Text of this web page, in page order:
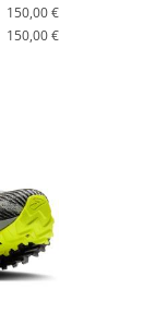
150,00 €
150,00 €